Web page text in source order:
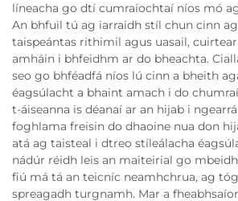
líneacha go dtí cumraíochtaí níos mó
An bhfuil tú ag iarraidh stíl chun cinn
taispeántas rithimil agus uasail,
amháin i bhfeidhm ar do bheachta.
seo go bhféadfá níos lú cinn a bheith
éagsúlacht a bhaint amach i do
t-áiseanna is déanaí ar an hijab i
foghlama freisin do dhaoine nua don
atá ag taisteal i dtreo stíleálacha
nádúr réidh leis an maiteirial go
fiú má tá an teicníc neamhchrua, ag
spreagadh turgnamh. Mar a